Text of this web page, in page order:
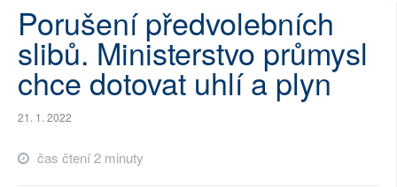
ARCHIV
ROZHOVORY
TÉMATA
NEJČTENĚJŠÍ ZA 7 DNÍ
Porušení předvolebních
slibů. Ministerstvo průmysl
chce dotovat uhlí a plyn
21. 1. 2022
čas čtení 2 minuty